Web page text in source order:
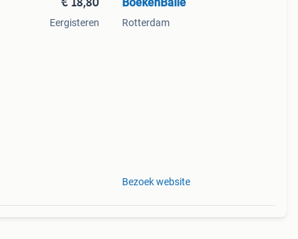
Eergisteren Rotterdam
Bezoek website